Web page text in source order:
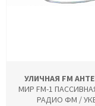
УЛИЧНАЯ FM
МИР FM-1
РАДИО ФМ /